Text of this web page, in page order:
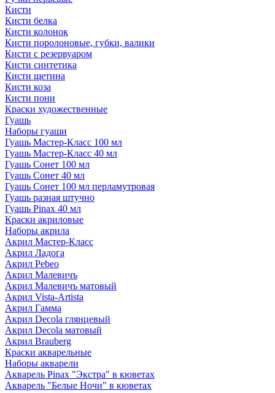
Кисти
Кисти белка
Кисти колонок
Кисти поролоновые, губки, валики
Кисти с резервуаром
Кисти синтетика
Кисти щетина
Кисти коза
Кисти пони
Краски художественные
Гуашь
Наборы гуаши
Гуашь Мастер-Класс 100 мл
Гуашь Мастер-Класс 40 мл
Гуашь Сонет 100 мл
Гуашь Сонет 40 мл
Гуашь Сонет 100 мл перламутровая
Гуашь разная штучно
Гуашь Pinax 40 мл
Краски акриловые
Наборы акрила
Акрил Мастер-Класс
Акрил Ладога
Акрил Pebeo
Акрил Малевичъ
Акрил Малевичъ матовый
Акрил Vista-Artista
Акрил Гамма
Акрил Decola глянцевый
Акрил Decola матовый
Акрил Brauberg
Краски акварельные
Наборы акварели
Акварель Pinax "Экстра" в кюветах
Акварель "Белые Ночи" в кюветах